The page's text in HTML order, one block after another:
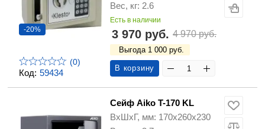
Код: 59434
-20%
(0)
Вес, кг: 2.6
Есть в наличии
3 970 руб. 4 970 руб.
Выгода 1 000 руб.
В корзину
Сейф Aiko T-170 KL
ВхШхГ, мм: 170х260х230